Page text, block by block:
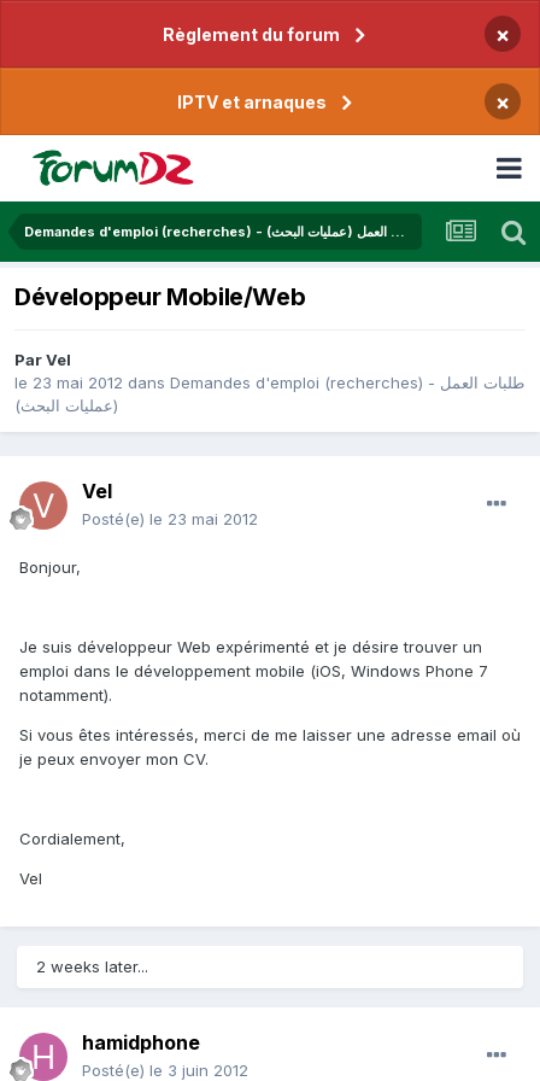
Règlement du forum ×
IPTV et arnaques ×
Demandes d'emploi (recherches) - طلبات العمل (عمليات البحث)
Développeur Mobile/Web
ParVel
le 23 mai 2012 dans Demandes d'emploi (recherches) - طلبات العمل
(عمليات البحث)
Vel
Posté(e) le 23 mai 2012
Bonjour,
Je suis développeur Web expérimenté et je désire trouver un
emploi dans le développement mobile (iOS, Windows Phone 7
notamment).
Si vous êtes intéressés, merci de me laisser une adresse email où
je peux envoyer mon CV.
Cordialement,
Vel
2 weeks later...
hamidphone
Posté(e) le 3 juin 2012